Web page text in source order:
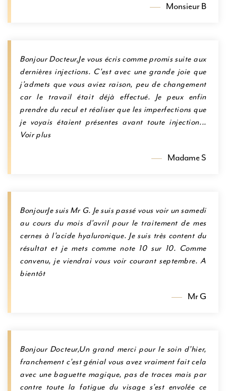
Monsieur B
Bonjour Docteur,Je vous écris comme promis suite aux
dernières injections. C'est avec une grande joie que
j'admets que vous aviez raison, peu de changement
car le travail était déjà effectué. Je peux enfin
prendre du recul et réaliser que les imperfections que
je voyais étaient présentes avant toute injection...
Voir plus
Madame S
BonjourJe suis Mr G. Je suis passé vous voir un samedi
au cours du mois d'avril pour le traitement de mes
cernes à l'acide hyaluronique. Je suis très content du
résultat et je mets comme note 10 sur 10. Comme
convenu, je viendrai vous voir courant septembre. A
bientôt
Mr G
Bonjour Docteur,Un grand merci pour le soin d’hier,
franchement c’est génial vous avez vraiment fait cela
avec une baguette magique, pas de traces mais par
contre toute la fatigue du visage s’est envolée ce